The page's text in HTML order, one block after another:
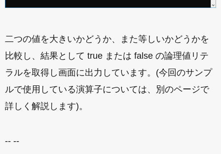
二つの値を大きいかどうか、また等しいかどうかを
比較し、結果として true または false の論理値リテ
ラルを取得し画面に出力しています。(今回のサンプ
ルで使用している演算子については、別のページで
詳しく解説します)。
-- --